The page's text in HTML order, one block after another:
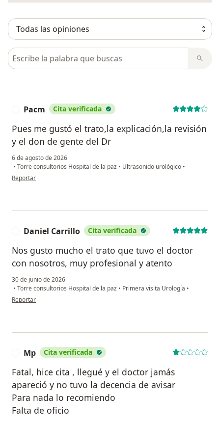
Busca en opiniones
Pacm Cita verificada
Pues me gustó el trato,la explicación,la revisión
y el don de gente del Dr
6 de agosto de 2026
• Torre consultorios Hospital de la paz • Ultrasonido urológico •
en opinión del usuario Pacm
Reportar
Daniel Carrillo Cita verificada
Nos gusto mucho el trato que tuvo el doctor
con nosotros, muy profesional y atento
30 de junio de 2026
• Torre consultorios Hospital de la paz • Primera visita Urología •
en opinión del usuario Daniel Carrillo
Reportar
Mp Cita verificada
Fatal, hice cita , llegué y el doctor jamás
apareció y no tuvo la decencia de avisar
Para nada lo recomiendo
Falta de oficio